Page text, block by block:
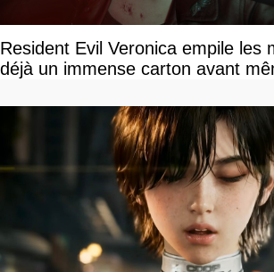
Resident Evil Veronica empile les
déjà un immense carton avant